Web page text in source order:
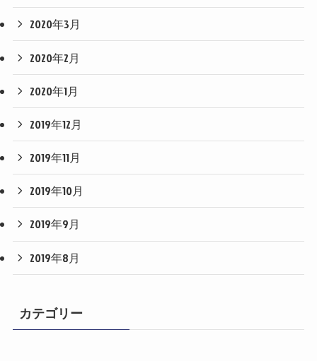
2020年3月
2020年2月
2020年1月
2019年12月
2019年11月
2019年10月
2019年9月
2019年8月
カテゴリー